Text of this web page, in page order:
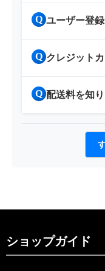
Q ユーザー登
Q クレジット
Q 配送料を知
ショップガイド